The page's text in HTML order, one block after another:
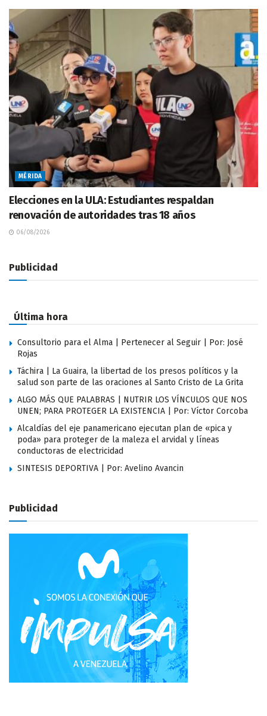
MÉRIDA
Elecciones en la ULA: Estudiantes respaldan
renovación de autoridades tras 18 años
06/08/2026
Publicidad
Última hora
Consultorio para el Alma | Pertenecer al Seguir | Por: José
Rojas
Táchira | La Guaira, la libertad de los presos políticos y la
salud son parte de las oraciones al Santo Cristo de La Grita
ALGO MÁS QUE PALABRAS | NUTRIR LOS VÍNCULOS QUE NOS
UNEN; PARA PROTEGER LA EXISTENCIA | Por: Víctor Corcoba
Alcaldías del eje panamericano ejecutan plan de «pica y
poda» para proteger de la maleza el arvidal y líneas
conductoras de electricidad
SINTESIS DEPORTIVA | Por: Avelino Avancin
Publicidad